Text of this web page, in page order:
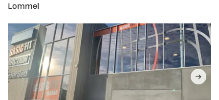
Lommel